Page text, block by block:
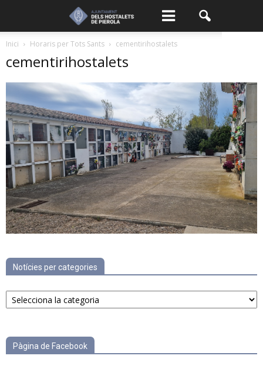
Inici Horaris per Tots Sants cementirihostalets
cementirihostalets
Notícies per categories
Notícies
per
Pàgina de Facebook